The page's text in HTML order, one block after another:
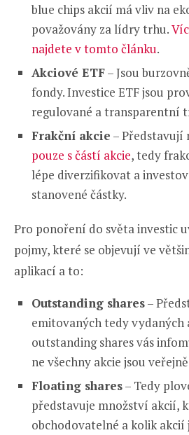
blue chips akcií má vliv na
považovány za lídry trhu.
najdete v tomto článku.
Akciové ETF– Jsou
fondy. Investice ETF jsou
regulované a transparentní
Frakční akcie – Představují
pouze s částí akcie, tedy
lépe diverzifikovat a
stanovené částky.
Pro ponoření do světa investic
pojmy, které se objevují ve
aplikací a to:
Outstanding shares–
emitovaných tedy vydaných
outstanding shares vás
ne všechny akcie jsou
Floating shares– Tedy
představuje množství akcií,
obchodovatelné a kolik